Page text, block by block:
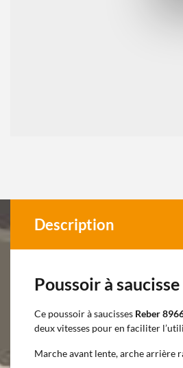
Description
Poussoir à
Ce poussoir à saucisses Reber
deux vitesses pour en faciliter
Marche avant lente, arche arrière